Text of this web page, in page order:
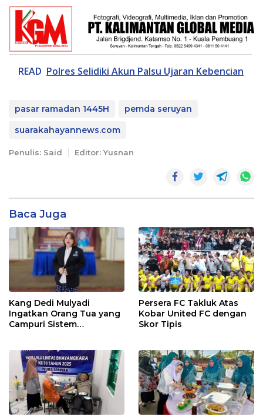
READ Polres Selidiki Akun Palsu Ujaran Kebencian
pasar ramadan 1445H
pemda seruyan
suarakahayannews.com
Penulis: Said Editor: Yusnan
Baca Juga
Kang Dedi Mulyadi
Ingatkan Orang Tua yang
Campuri Sistem
Etika Hukum Pendidikan
Persera FC Takluk Atas
Kobar United FC dengan
Skor Tipis